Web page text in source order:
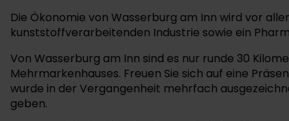
Die Ökonomie von Wasserburg am Inn wird vor
kunststoffverarbeitenden Industrie sowie ein
Von Wasserburg am Inn sind es nur runde 30
Mehrmarkenhauses. Freuen Sie sich auf eine
wurde in der Vergangenheit mehrfach
geben.